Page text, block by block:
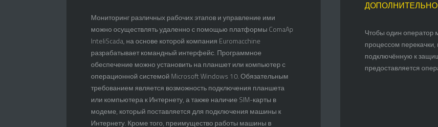
Мониторинг различных рабочих этапов и управление ими
можно осуществлять удаленно с помощью платформы ComaAp
InteliScada, на основе которой компания Euromacchine
разрабатывает командный интерфейс. Программное
обеспечение можно установить на планшет или компьютер с
операционной системой Microsoft Windows 10. Обязательным
требованием является возможность подключения планшета
или компьютера к Интернету, а также наличие SIM-карты в
модеме, который поставляется для подключения машины к
Интернету. Кроме того, преимущество работы машины в
Чтобы один оператор
процессом
подключённую к
предоставляется